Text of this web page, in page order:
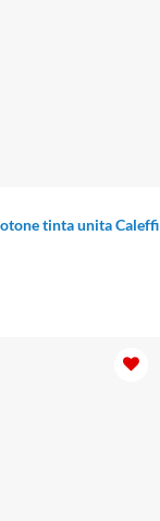
tinta unita Caleffi